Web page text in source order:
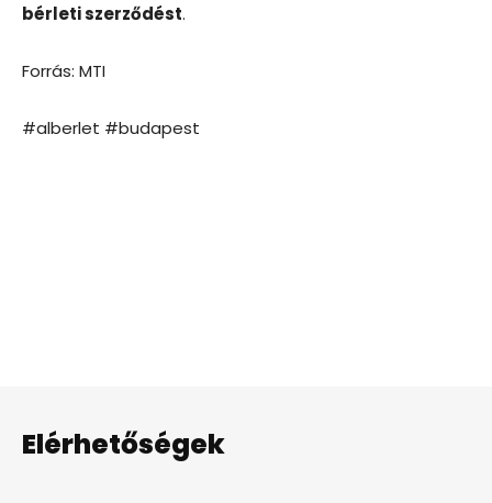
bérleti szerződést.
Forrás: MTI
#alberlet #budapest
Elérhetőségek